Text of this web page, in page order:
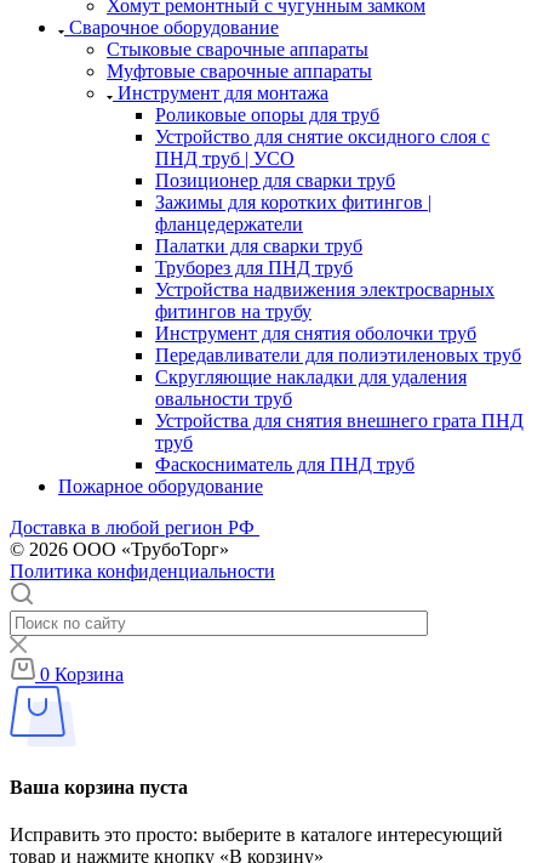
Хомут ремонтный с чугунным замком
Сварочное оборудование
Стыковые сварочные аппараты
Муфтовые сварочные аппараты
Инструмент для монтажа
Роликовые опоры для труб
Устройство для снятие оксидного слоя с
ПНД труб | УСО
Позиционер для сварки труб
Зажимы для коротких фитингов |
фланцедержатели
Палатки для сварки труб
Труборез для ПНД труб
Устройства надвижения электросварных
фитингов на трубу
Инструмент для снятия оболочки труб
Передавливатели для полиэтиленовых труб
Скругляющие накладки для удаления
овальности труб
Устройства для снятия внешнего грата ПНД
труб
Фаскосниматель для ПНД труб
Пожарное оборудование
Доставка в любой регион РФ
© 2026 ООО «ТрубоТорг»
Политика конфиденциальности
0 Корзина
Ваша корзина пуста
Исправить это просто: выберите в каталоге интересующий
товар и нажмите кнопку «В корзину»